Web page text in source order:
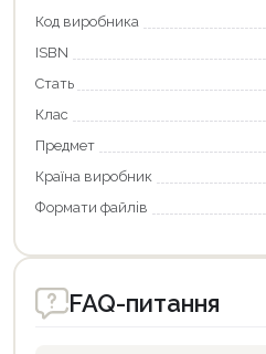
Код виробника
ISBN
Стать
Клас
Предмет
Країна виробник
Формати файлiв
FAQ-питання